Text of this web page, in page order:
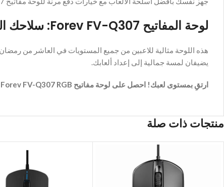
لوحة المفاتيح Forev FV-Q307: سلاحك المثالي لتحقيق النصر في ألعابك في العاشر من رمضان
يضيفان لمسة جمالية إلى إعداد ألعابك.
ارتقِ بمستوى لعبك! احصل على لوحة مفاتيح Forev FV-Q307 RGB الآن!
منتجات ذات صلة